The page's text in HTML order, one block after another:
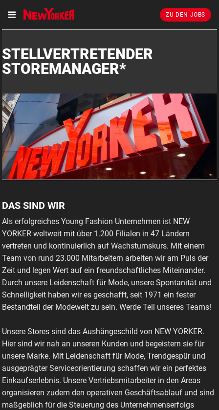
ZU DEN JOBS
STELLVERTRETENDER
STOREMANAGER*
DAS SIND WIR
Als erfolgreiches Young Fashion Unternehmen ist NEW
YORKER weltweit mit über 1.200 Filialen in 47 Ländern
vertreten und kontinuierlich auf Wachstumskurs. Mit einem
Team von rund 23.000 Mitarbeitern arbeiten wir am Puls der
Zeit und legen Wert auf ein freundschaftliches Miteinander.
Durch unsere Leidenschaft für Mode, unsere Spontanität und
Schnelligkeit haben wir es geschafft, seit 1971 ein fester
Bestandteil der Modewelt zu sein. Werde Teil unseres Teams!
Unsere Stores sind das Aushängeschild von NEW YORKER.
Hier sind wir nah an unseren Kunden und begeistern sie für
unsere Marke. Mit Leidenschaft für Mode, Trendgespür und
ausgeprägter Serviceorientierung schaffen wir ein perfektes
Einkaufserlebnis. Unsere Vertriebsmitarbeiter in den Areas
organisieren zudem den operativen Geschäftsablauf und sind
maßgeblich für die Steuerung des Unternehmenserfolgs